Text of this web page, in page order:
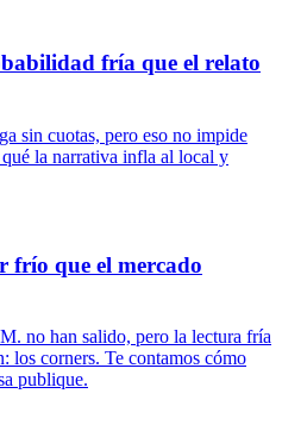
fría que el relato
sin cuotas, pero eso no impide
la narrativa infla al local y
frío que el mercado
no han salido, pero la lectura fría
los corners. Te contamos cómo
publique.